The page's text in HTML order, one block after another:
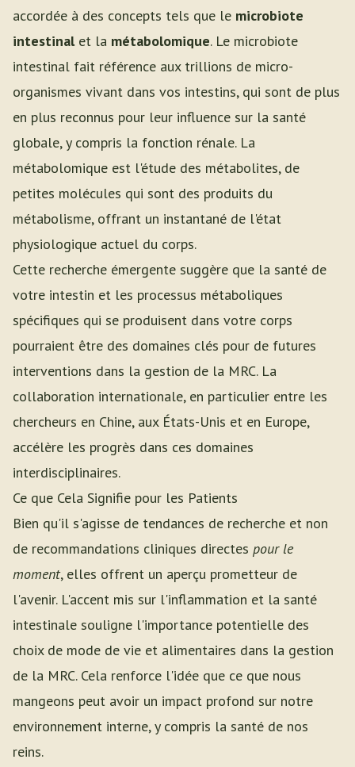
accordée à des concepts tels que le microbiote
intestinalet la métabolomique. Le microbiote
intestinal fait référence aux trillions de micro-
organismes vivant dans vos intestins, qui sont de plus
en plus reconnus pour leur influence sur la santé
globale, y compris la fonction rénale. La
métabolomique est l'étude des métabolites, de
petites molécules qui sont des produits du
métabolisme, offrant un instantané de l'état
physiologique actuel du corps.
Cette recherche émergente suggère que la santé de
votre intestin et les processus métaboliques
spécifiques qui se produisent dans votre corps
pourraient être des domaines clés pour de futures
interventions dans la gestion de la MRC. La
collaboration internationale, en particulier entre les
chercheurs en Chine, aux États-Unis et en Europe,
accélère les progrès dans ces domaines
interdisciplinaires.
Ce que Cela Signifie pour les Patients
Bien qu'il s'agisse de tendances de recherche et non
de recommandations cliniques directes pour le
moment, elles offrent un aperçu prometteur de
l'avenir. L'accent mis sur l'inflammation et la santé
intestinale souligne l'importance potentielle des
choix de mode de vie et alimentaires dans la gestion
de la MRC. Cela renforce l'idée que ce que nous
mangeons peut avoir un impact profond sur notre
environnement interne, y compris la santé de nos
reins.